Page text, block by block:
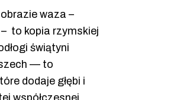
waza –
to kopia rzymskiej
świątyni
— to
dodaje głębi i
współczesnej